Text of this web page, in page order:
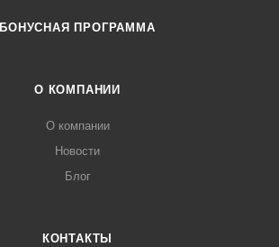
БОНУСНАЯ ПРОГРАММА
О КОМПАНИИ
О компании
Новости
Блог
КОНТАКТЫ